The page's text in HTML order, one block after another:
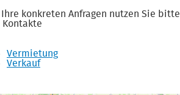
Ihre konkreten Anfragen nutzen Sie bitte
Kontakte
Vermietung
Verkauf